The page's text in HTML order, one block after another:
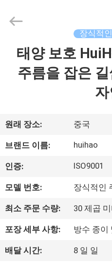
우
리
에
2026
Product
Limited.
Reserved.
장식적
태양 보호
주름을 잡은
자
원래 장소: 중국
브랜드 이름: huihao
인증: ISO9001
모델 번호: 장식적인
최소 주문 수량: 30 제곱 미
포장 세부 사항: 방수 종이
배달 시간: 8 일 일